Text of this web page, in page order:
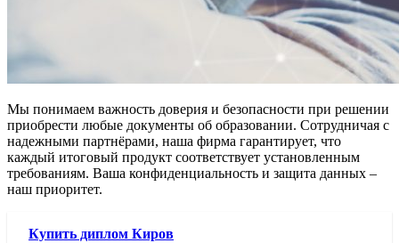
Мы понимаем важность доверия и безопасности при решении
приобрести любые документы об образовании. Сотрудничая с
надежными партнёрами, наша фирма гарантирует, что
каждый итоговый продукт соответствует установленным
требованиям. Ваша конфиденциальность и защита данных –
наш приоритет.
Купить диплом Киров